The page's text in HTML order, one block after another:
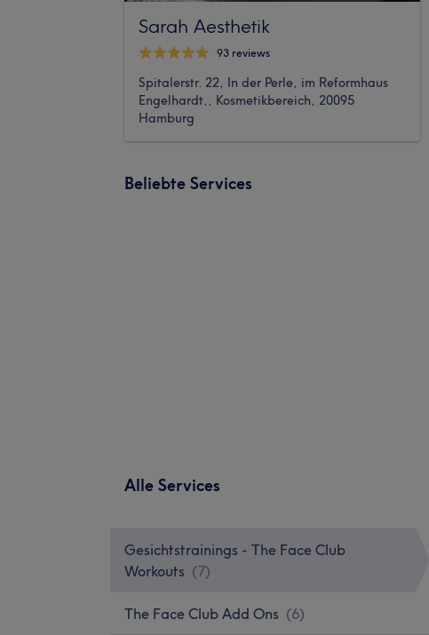
Sarah Aesthetik
93 reviews
Spitalerstr. 22, In der Perle, im Reformhaus
Engelhardt,, Kosmetikbereich, 20095
Hamburg
Beliebte Services
Alle Services
Gesichtstrainings - The Face Club
Workouts (7)
The Face Club Add Ons (6)